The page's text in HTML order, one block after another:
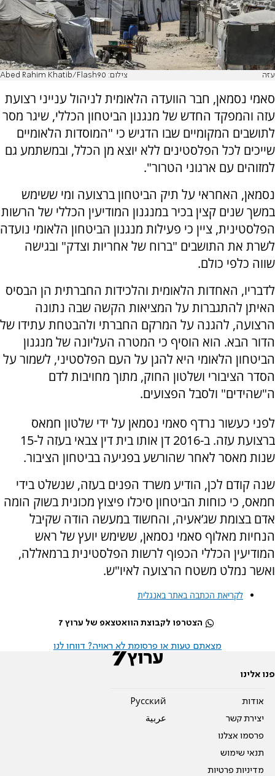
עזה צילום: Abed Rahim Khatib/Flash90
סאמי נסמאן, חבר הוועדה הלאומית לניהול ענייני רצועת
עזה והמפקד החדש של מנגנון הביטחון הכללי, שיגר מסר
לתושבים המקומיים שבו הדגיש כי "המוסדות הלאומיים
שייכים לכל הפלסטינים ללא יוצא מן הכלל, ובמשתמע גם
למזוהים עם ארגוני הטרור".
נסמאן, האחראי על תיק הביטחון ברצועה ומי ששימש
במשך שנים קצין בכיר במנגנון המודיעין הכללי של הרשות
הפלסטינית, ציין כי פעילות מנגנון הביטחון הלאומי נועדה
לשרת את התושבים "ברוח של אחריות וצדק" ובגישה
שווה כלפי כולם.
לדבריו, האחדות הלאומית והלכידות החברתית הן הבסיס
האיתן להתגברות על המציאות הקשה שבה נתונה
הרצועה, להגנה על המרקם החברתי ולהבטחת עתידו של
הדור הבא. הוא הוסיף כי המטרה העליונה של מנגנון
הביטחון הלאומי היא להגן על העם הפלסטיני, לשמור על
הסדר הציבורי ושלטון החוק, מתוך מחויבות לדם
ה"שהידים" ולסבל הפצועים.
לפני כעשור נרדף סאמי נסמאן על ידי שלטון חמאס
ברצועת עזה. ב-2016 דן אותו בית דין צבאי בעזה ל-15
שנות מאסר לאחר שהורשע בפגיעה בביטחון הציבור.
שנה קודם לכן, הודיע משרד הפנים בעזה, שנשלט בידי
חמאס, כי כוחות הביטחון סיכלו פיצוץ מכונית בשוק הומה
אדם בצומת שג’אעיה, והחשוד במעשה הודה שקיבל
הנחיות מאלוף סאמי נסמאן, ששימש יועץ של ראש
המודיעין הכללי הכפוף לרשות הפלסטינית ברמאללה,
ואשר נמלט משטח הרצועה לאיו"ש.
לקריאת הכתבה באתר באנגלית
הצטרפו לקבוצת הוואטצאפ של ערוץ 7
מצאתם טעות או פרסומת לא ראויה? דווחו לנו
פנו אלינו
אודות
יצירת קשר
פרסמו אצלנו
תנאי שימוש
מדיניות פרטיות
Pусский
عربية